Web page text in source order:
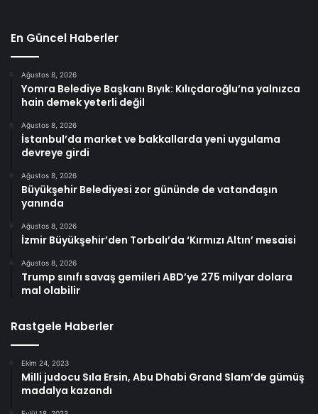
En Güncel Haberler
Ağustos 8, 2026
Yomra Belediye Başkanı Bıyık: Kılıçdaroğlu’na yalnızca
hain demek yeterli değil
Ağustos 8, 2026
İstanbul’da market ve bakkallarda yeni uygulama
devreye girdi
Ağustos 8, 2026
Büyükşehir Belediyesi zor gününde de vatandaşın
yanında
Ağustos 8, 2026
İzmir Büyükşehir’den Torbalı’da ‘Kırmızı Altın’ mesaisi
Ağustos 8, 2026
Trump sınıfı savaş gemileri ABD’ye 275 milyar dolara
mal olabilir
Rastgele Haberler
Ekim 24, 2023
Milli judocu Sıla Ersin, Abu Dhabi Grand Slam’de gümüş
madalya kazandı